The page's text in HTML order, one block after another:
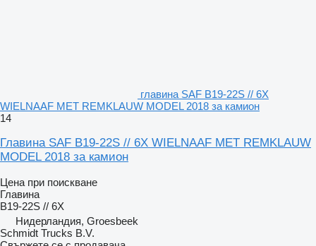
главина SAF B19-22S // 6X
WIELNAAF MET REMKLAUW MODEL 2018 за камион
14
Главина SAF B19-22S // 6X WIELNAAF MET REMKLAUW
MODEL 2018 за камион
Цена при поискване
Главина
B19-22S // 6X
Нидерландия, Groesbeek
Schmidt Trucks B.V.